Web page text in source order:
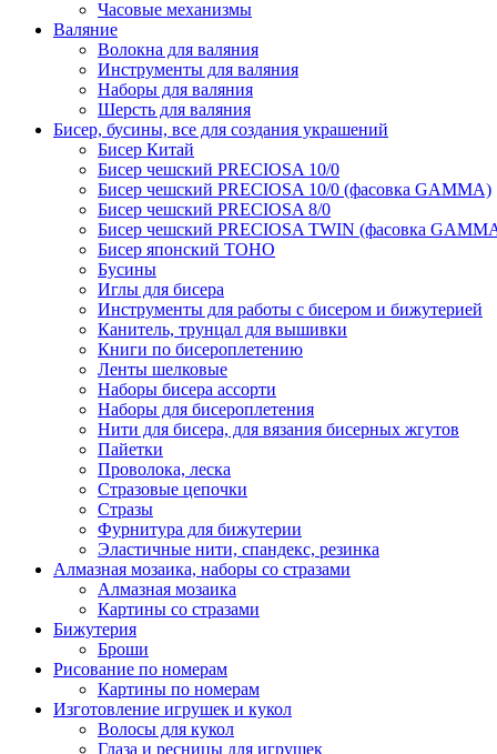
Часовые механизмы
Валяние
Волокна для валяния
Инструменты для валяния
Наборы для валяния
Шерсть для валяния
Бисер, бусины, все для создания украшений
Бисер Китай
Бисер чешский PRECIOSA 10/0
Бисер чешский PRECIOSA 10/0 (фасовка GAMMA)
Бисер чешский PRECIOSA 8/0
Бисер чешский PRECIOSA TWIN (фасовка
Бисер японский TOHO
Бусины
Иглы для бисера
Инструменты для работы с бисером и бижутерией
Канитель, трунцал для вышивки
Книги по бисероплетению
Ленты шелковые
Наборы бисера ассорти
Наборы для бисероплетения
Нити для бисера, для вязания бисерных жгутов
Пайетки
Проволока, леска
Стразовые цепочки
Стразы
Фурнитура для бижутерии
Эластичные нити, спандекс, резинка
Алмазная мозаика, наборы со стразами
Алмазная мозаика
Картины co стразами
Бижутерия
Броши
Рисование по номерам
Картины по номерам
Изготовление игрушек и кукол
Волосы для кукол
Глаза и ресницы для игрушек